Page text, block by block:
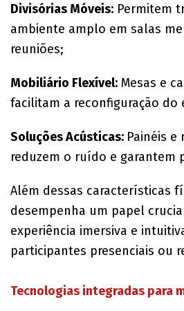
Divisórias Móveis: Permitem
ambiente amplo em salas
reuniões;
Mobiliário Flexível: Mesas e
facilitam a reconfiguração do
Soluções Acústicas: Painéis e
reduzem o ruído e garantem
Além dessas características
desempenha um papel
experiência imersiva e
participantes presenciais ou
Tecnologias integradas para